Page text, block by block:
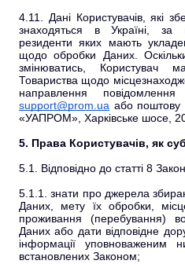
4.11. Дані Користувачів, які
знаходяться в Україні, за
резиденти яких мають
щодо обробки Даних.
змінюватись, Користувач
Товариства щодо
направлення
support@prom.ua або
«УАПРОМ», Харківське шосе,
5. Права Користувачів, як
5.1. Відповідно до статті 8
5.1.1. знати про джерела
Даних, мету їх обробки,
проживання (перебування)
Даних або дати відповідне
інформації уповноваженим
встановлених Законом;